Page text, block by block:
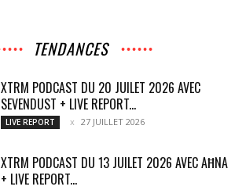
TENDANCES
XTRM PODCAST DU 20 JUILET 2026 AVEC
SEVENDUST + LIVE REPORT...
LIVE REPORT 27 JUILLET 2026
XTRM PODCAST DU 13 JUILET 2026 AVEC AĦNA
+ LIVE REPORT...